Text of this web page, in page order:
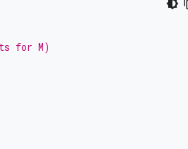
for M)